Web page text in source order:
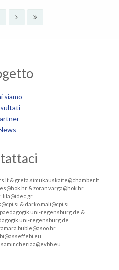
siamo
& greta.simukauskaite@chamber.lt
& zoran.varga@hok.hr
: lila@idec.gr
& darko.mali@cpi.si
regensburg.de &
regensburg.de
samir.cheriaa@evbb.eu